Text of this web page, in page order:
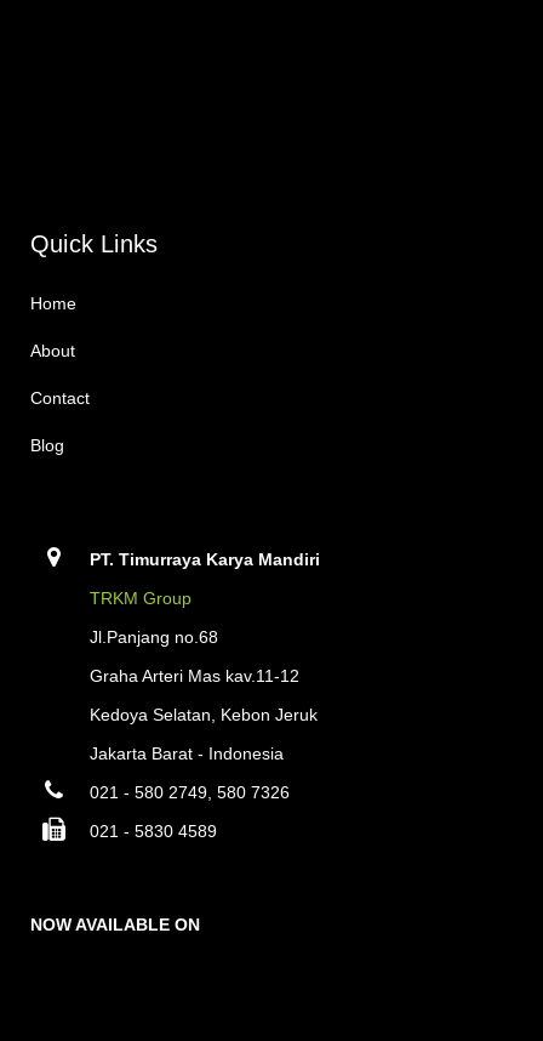
Quick Links
Home
About
Contact
Blog
PT. Timurraya Karya Mandiri
TRKM Group
Jl.Panjang no.68
Graha Arteri Mas kav.11-12
Kedoya Selatan, Kebon Jeruk
Jakarta Barat - Indonesia
021 - 580 2749, 580 7326
021 - 5830 4589
NOW AVAILABLE ON